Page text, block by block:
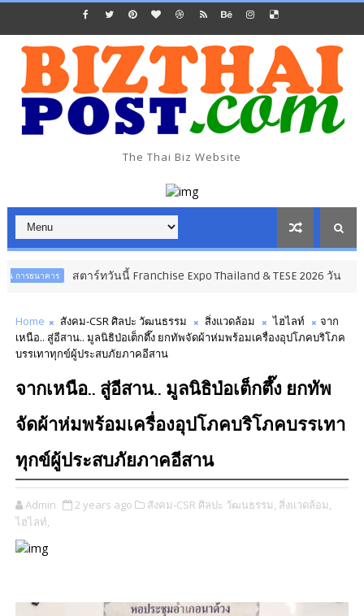
The Thai Biz Website
สตาร์ทวันนี้ Franchise Expo Thailand & TESE 2026 วัน ธุรกิจ การค้า ก
Home สังคม-CSR ศิลปะ วัฒนธรรม สิ่งแวดล้อม ไฮไลท์
จาก
เหนือ.. สู่อีสาน.. มูลนิธิป่อเต็กตึ๊ง ยกทัพจัดผ้าห่มพร้อมเครื่องอุปโภคบริโภค
บรรเทาทุกข์ผู้ประสบภัยภาคอีสาน
จากเหนือ.. สู่อีสาน.. มูลนิธิป่อเต็กตึ๊ง ยกทัพ
จัดผ้าห่มพร้อมเครื่องอุปโภคบริโภคบรรเทา
ทุกข์ผู้ประสบภัยภาคอีสาน
Admin 2 years ago สังคม-CSR ศิลปะ วัฒนธรรม, สิ่งแวดล้อม,
ไฮไลท์,